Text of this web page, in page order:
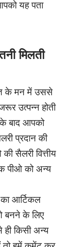
यह पता
मिलती
के मन में उससे
उत्पन्न होती
बाद आपको
प्रदान की
सैलरी वित्तीय
पीओ को अन्य
आर्टिकल
बनने के लिए
ही किसी अन्य